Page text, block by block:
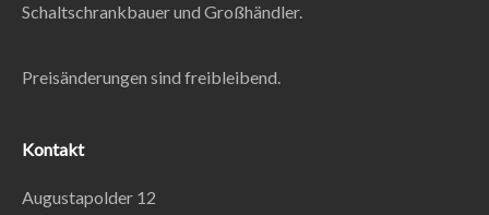
Schaltschrankbauer und Großhändler.
Preisänderungen sind freibleibend.
Kontakt
Augustapolder 12